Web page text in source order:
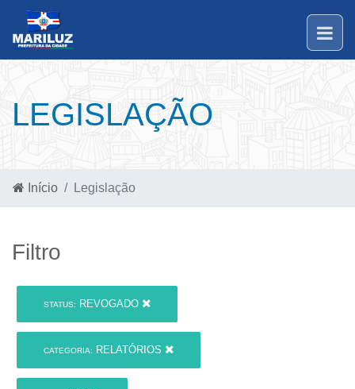
LEGISLAÇÃO
Início Legislação
Filtro
STATUS: REVOGADO
CATEGORIA: RELATÓRIOS